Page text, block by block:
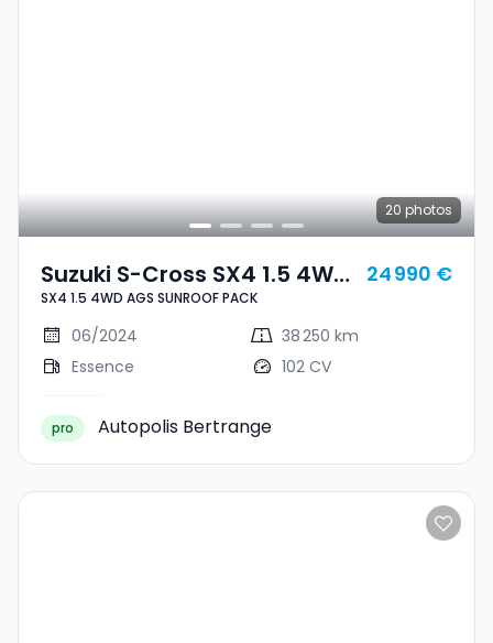
20 photos
Suzuki S-Cross SX4 1.5 4WD
AGS SUNROOF PACK
SX4 1.5 4WD AGS SUNROOF PACK
24 990 €
06/2024
38 250 km
Essence
102 CV
pro Autopolis Bertrange